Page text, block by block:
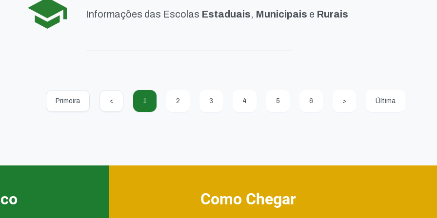
Informações das Escolas Estaduais, Municipais e Rurais
Primeira < 1 2 3 4 5 6 > Última
Como Chegar